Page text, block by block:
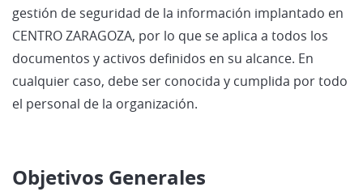
gestión de seguridad de la información implantado en
CENTRO ZARAGOZA, por lo que se aplica a todos los
documentos y activos definidos en su alcance. En
cualquier caso, debe ser conocida y cumplida por todo
el personal de la organización.
Objetivos Generales